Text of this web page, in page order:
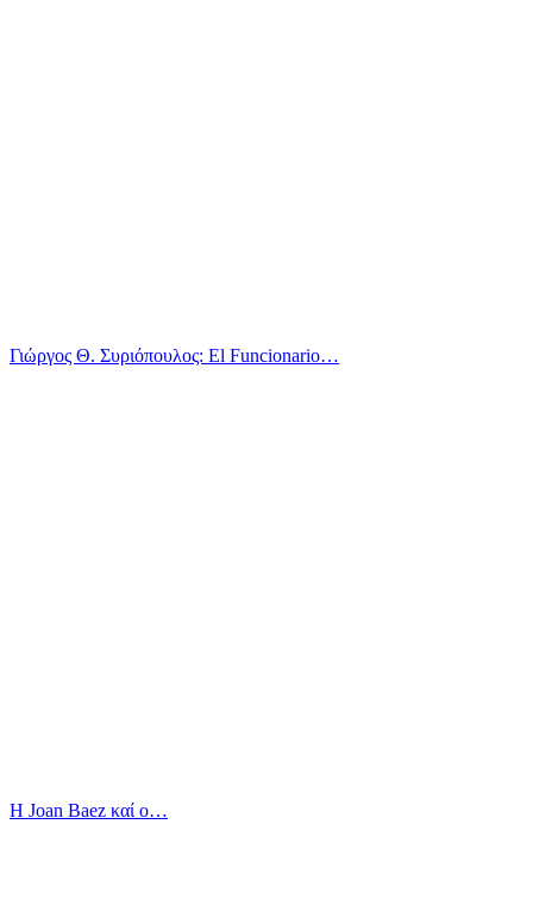
Γιώργος Θ. Συριόπουλος: El Funcionario…
Η Joan Baez καί ο…